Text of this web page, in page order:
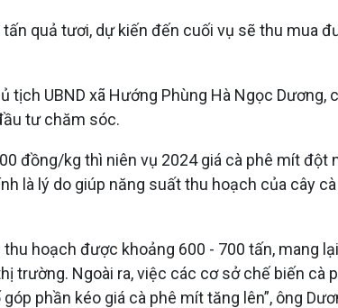
quả tươi, dự kiến đến cuối vụ sẽ thu mua
UBND xã Hướng Phùng Hà Ngọc
tư chăm sóc.
đồng/kg thì niên vụ 2024 giá cà phê mít đột
là lý do giúp năng suất thu hoạch của cây
hoạch được khoảng 600 - 700 tấn, mang
trường. Ngoài ra, việc các cơ sở chế biến cà
phần kéo giá cà phê mít tăng lên”, ông